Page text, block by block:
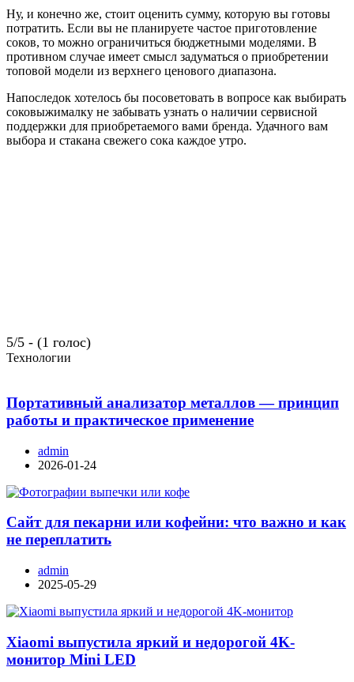
Ну, и конечно же, стоит оценить сумму, которую вы готовы
потратить. Если вы не планируете частое приготовление
соков, то можно ограничиться бюджетными моделями. В
противном случае имеет смысл задуматься о приобретении
топовой модели из верхнего ценового диапазона.
Напоследок хотелось бы посоветовать в вопросе как выбирать
соковыжималку не забывать узнать о наличии сервисной
поддержки для приобретаемого вами бренда. Удачного вам
выбора и стакана свежего сока каждое утро.
5/5 - (1 голос)
Технологии
Портативный анализатор металлов — принцип
работы и практическое применение
admin
2026-01-24
Сайт для пекарни или кофейни: что важно и как
не переплатить
admin
2025-05-29
Xiaomi выпустила яркий и недорогой 4K-
монитор Mini LED